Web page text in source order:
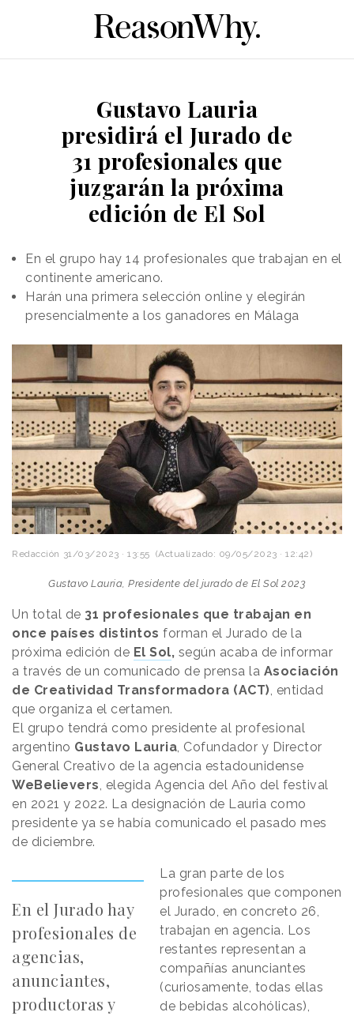
Gustavo Lauria
presidirá el Jurado de
31 profesionales que
juzgarán la próxima
edición de El Sol
En el grupo hay 14 profesionales que trabajan en el
continente americano.
Harán una primera selección online y elegirán
presencialmente a los ganadores en Málaga
Redacción 31/03/2023 · 13:55 (Actualizado: 09/05/2023 · 12:42)
Gustavo Lauria, Presidente del jurado de El Sol 2023
Un total de 31 profesionales que trabajan en
once países distintos forman el Jurado de la
próxima edición de El Sol, según acaba de informar
a través de un comunicado de prensa la Asociación
de Creatividad Transformadora (ACT), entidad
que organiza el certamen.
El grupo tendrá como presidente al profesional
argentino Gustavo Lauria, Cofundador y Director
General Creativo de la agencia estadounidense
WeBelievers, elegida Agencia del Año del festival
en 2021 y 2022. La designación de Lauria como
presidente ya se había comunicado el pasado mes
de diciembre.
En el Jurado hay
profesionales de
agencias,
anunciantes,
productoras y
La gran parte de los
profesionales que componen
el Jurado, en concreto 26,
trabajan en agencia. Los
restantes representan a
compañías anunciantes
(curiosamente, todas ellas
de bebidas alcohólicas),